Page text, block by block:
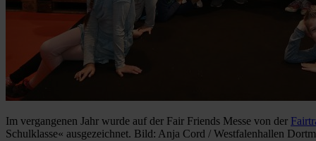
Im vergangenen Jahr wurde auf der Fair Friends Messe von der
Schulklasse« ausgezeichnet. Bild: Anja Cord / Westfalenhallen